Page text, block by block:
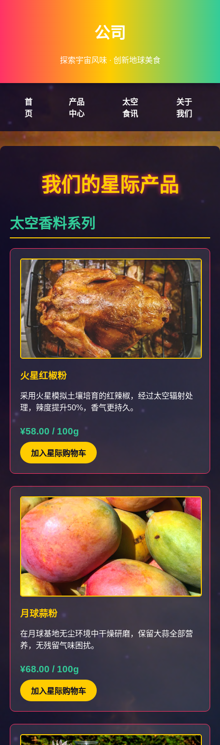
公司
探索宇宙风味 · 创新地球美食
首
页
产品
中心
太空
食讯
关于
我们
我们的星际产品
太空香料系列
火星红椒粉
采用火星模拟土壤培育的红辣椒，经过太空辐射处
理，辣度提升50%，香气更持久。
¥58.00 / 100g
加入星际购物车
月球蒜粉
在月球基地无尘环境中干燥研磨，保留大蒜全部营
养，无残留气味困扰。
¥68.00 / 100g
加入星际购物车